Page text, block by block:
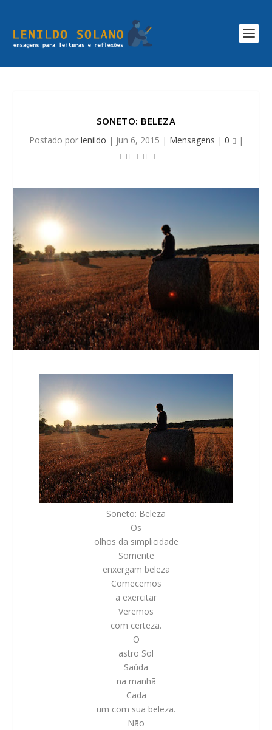
SONETO: BELEZA
Postado por lenildo | jun 6, 2015 | Mensagens | 0 |
Soneto: Beleza
Os
olhos da simplicidade
Somente
enxergam beleza
Comecemos
a exercitar
Veremos
com certeza.
O
astro Sol
Saúda
na manhã
Cada
um com sua beleza.
Não